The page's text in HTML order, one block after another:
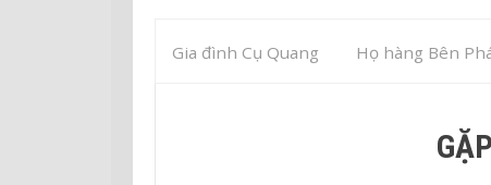
Gia đình Cụ Quang Họ hàng Bên